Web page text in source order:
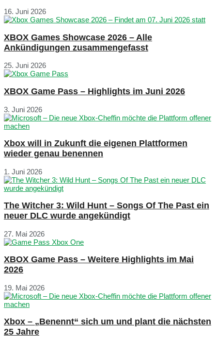
16. Juni 2026
XBOX Games Showcase 2026 – Alle
Ankündigungen zusammengefasst
25. Juni 2026
XBOX Game Pass – Highlights im Juni 2026
3. Juni 2026
Xbox will in Zukunft die eigenen Plattformen
wieder genau benennen
1. Juni 2026
The Witcher 3: Wild Hunt – Songs Of The Past ein
neuer DLC wurde angekündigt
27. Mai 2026
XBOX Game Pass – Weitere Highlights im Mai
2026
19. Mai 2026
Xbox – „Benennt“ sich um und plant die nächsten
25 Jahre